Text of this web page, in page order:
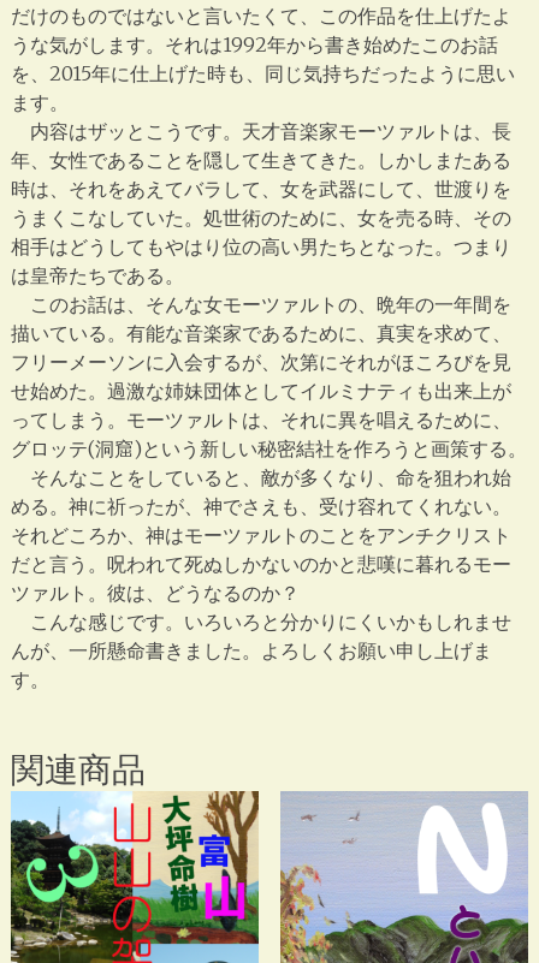
だけのものではないと言いたくて、この作品を仕上げたよ
うな気がします。それは1992年から書き始めたこのお話
を、2015年に仕上げた時も、同じ気持ちだったように思い
ます。
内容はザッとこうです。天才音楽家モーツァルトは、長
年、女性であることを隠して生きてきた。しかしまたある
時は、それをあえてバラして、女を武器にして、世渡りを
うまくこなしていた。処世術のために、女を売る時、その
相手はどうしてもやはり位の高い男たちとなった。つまり
は皇帝たちである。
このお話は、そんな女モーツァルトの、晩年の一年間を
描いている。有能な音楽家であるために、真実を求めて、
フリーメーソンに入会するが、次第にそれがほころびを見
せ始めた。過激な姉妹団体としてイルミナティも出来上が
ってしまう。モーツァルトは、それに異を唱えるために、
グロッテ(洞窟)という新しい秘密結社を作ろうと画策する。
そんなことをしていると、敵が多くなり、命を狙われ始
める。神に祈ったが、神でさえも、受け容れてくれない。
それどころか、神はモーツァルトのことをアンチクリスト
だと言う。呪われて死ぬしかないのかと悲嘆に暮れるモー
ツァルト。彼は、どうなるのか？
こんな感じです。いろいろと分かりにくいかもしれませ
んが、一所懸命書きました。よろしくお願い申し上げま
す。
関連商品